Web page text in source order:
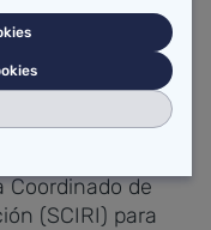
a las
Coordinado de
(SCIRI) para